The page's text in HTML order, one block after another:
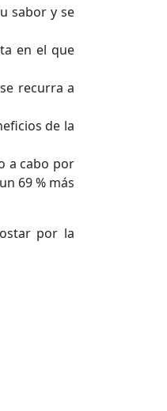
sabor y se
en el que
recurra a
de la
a cabo por
69 % más
por la